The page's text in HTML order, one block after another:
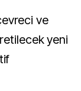
ve
yeni